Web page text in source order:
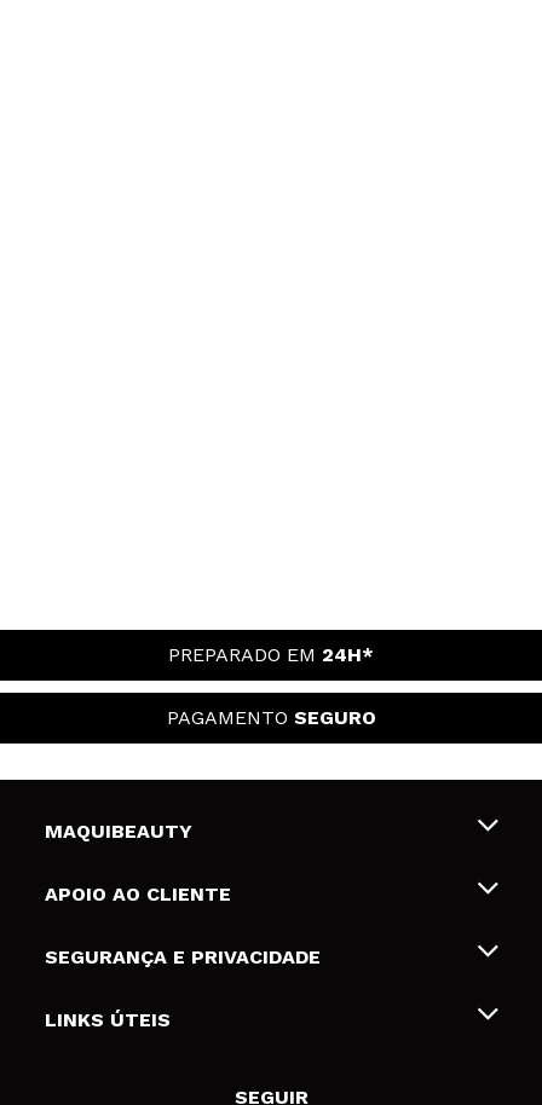
PREPARADO EM 24H*
PAGAMENTO SEGURO
MAQUIBEAUTY
Sobre nós
Gift Cards
APOIO AO CLIENTE
Envios e Devoluções
Formas de pagamento
SEGURANÇA E PRIVACIDADE
Termos e Privacidade
LINKS ÚTEIS
SEGUIR